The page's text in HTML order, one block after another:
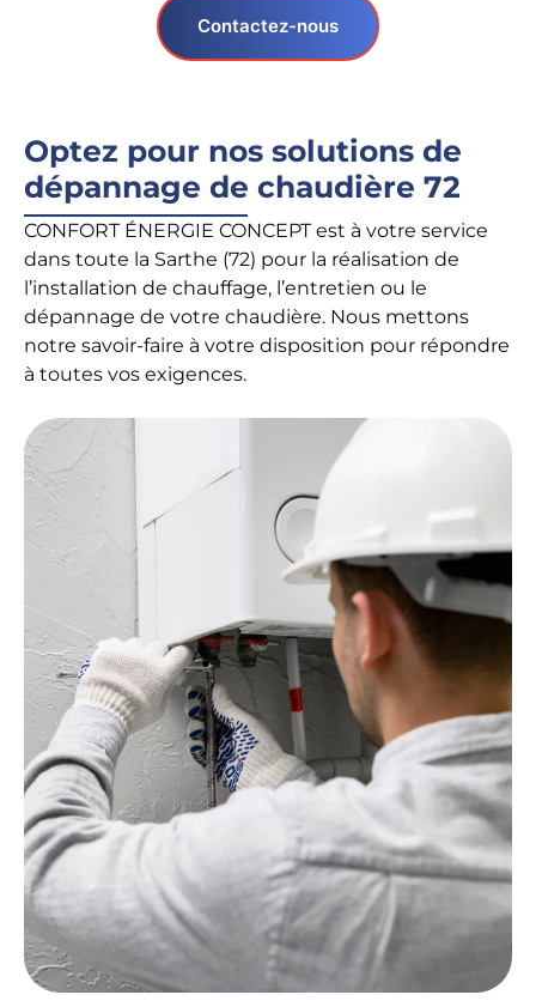
Contactez-nous
Optez pour nos solutions de
dépannage de chaudière 72
CONFORT ÉNERGIE CONCEPT est à votre service
dans toute la Sarthe (72) pour la réalisation de
l’installation de chauffage, l’entretien ou le
dépannage de votre chaudière. Nous mettons
notre savoir-faire à votre disposition pour répondre
à toutes vos exigences.